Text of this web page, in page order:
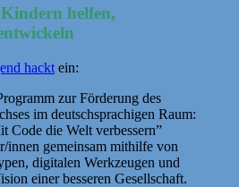
helfen,
hackt ein:
zur Förderung des
im deutschsprachigen Raum:
Code die Welt verbessern”
innen gemeinsam mithilfe von
digitalen Werkzeugen und
einer besseren Gesellschaft.